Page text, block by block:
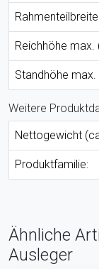
Reichhöhe max.
Standhöhe max.
Weitere
Nettogewicht
Produktfamilie:
Ähnliche
Ausleger